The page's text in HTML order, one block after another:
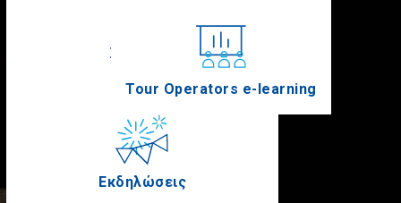
Συνέδρια
Εκδηλώσεις
Tour Operators e-learning